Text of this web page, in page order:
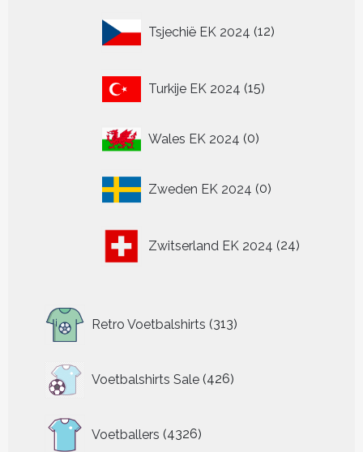
Tsjechië EK 2024 12
producten
Turkije EK 2024 15
producten
Wales EK 2024 00
Zweden EK 2024 0
producten
Zwitserland EK 2024 24
producten
Retro Voetbalshirts 313
producten
Voetbalshirts Sale 426
426
producten
Voetballers 4326
producten